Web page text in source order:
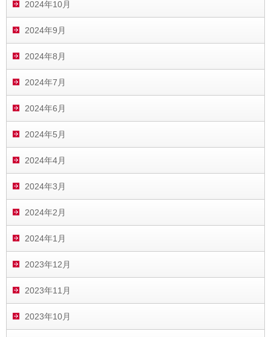
2024年10月
2024年9月
2024年8月
2024年7月
2024年6月
2024年5月
2024年4月
2024年3月
2024年2月
2024年1月
2023年12月
2023年11月
2023年10月